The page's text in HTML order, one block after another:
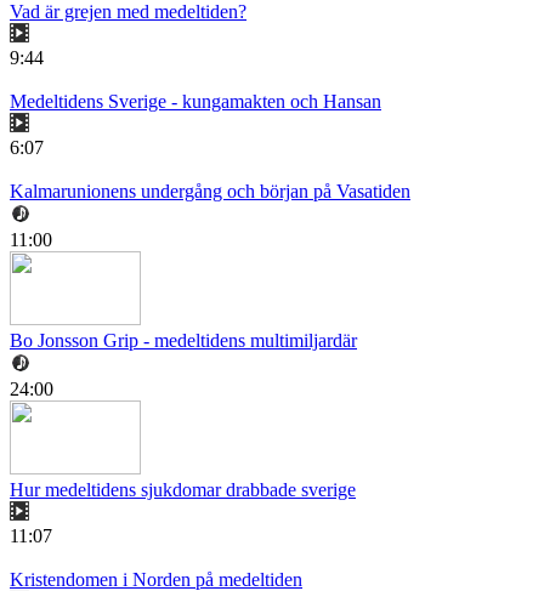
Vad är grejen med medeltiden?
9:44
Medeltidens Sverige - kungamakten och Hansan
6:07
Kalmarunionens undergång och början på Vasatiden
11:00
Bo Jonsson Grip - medeltidens multimiljardär
24:00
Hur medeltidens sjukdomar drabbade sverige
11:07
Kristendomen i Norden på medeltiden